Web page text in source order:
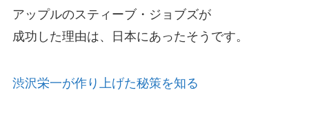
アップルのスティーブ・ジョブズが
成功した理由は、日本にあったそうです。
渋沢栄一が作り上げた秘策を知る